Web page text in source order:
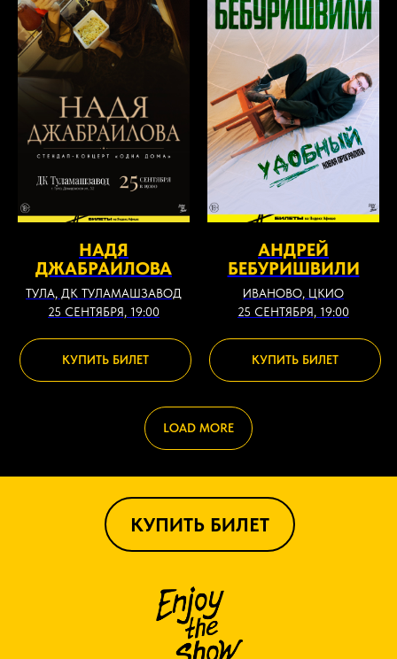
НАДЯ
ДЖАБРАИЛОВА
ТУЛА, ДК ТУЛАМАШЗАВОД
25 СЕНТЯБРЯ, 19:00
КУПИТЬ БИЛЕТ
АНДРЕЙ
БЕБУРИШВИЛИ
ИВАНОВО, ЦКИО
25 СЕНТЯБРЯ, 19:00
КУПИТЬ БИЛЕТ
LOAD MORE
КУПИТЬ БИЛЕТ